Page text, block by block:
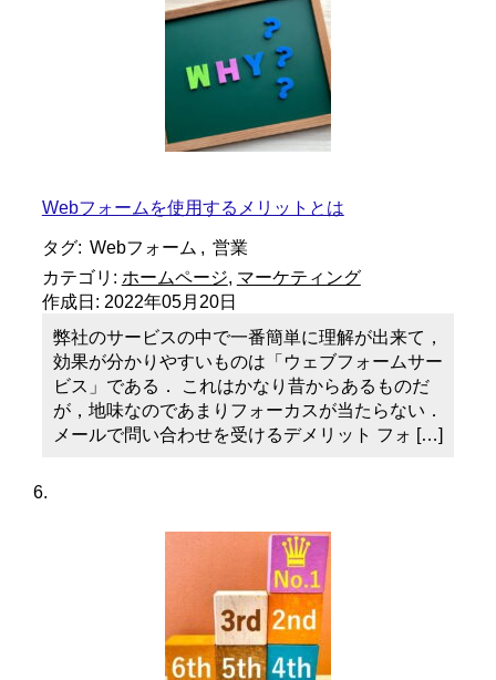
Webフォームを使用するメリットとは
タグ: Webフォーム
営業
カテゴリ: ホームページ マーケティング
作成日: 2022年05月20日
弊社のサービスの中で一番簡単に理解が出来て，
効果が分かりやすいものは「ウェブフォームサー
ビス」である． これはかなり昔からあるものだ
が，地味なのであまりフォーカスが当たらない．
メールで問い合わせを受けるデメリット フォ […]